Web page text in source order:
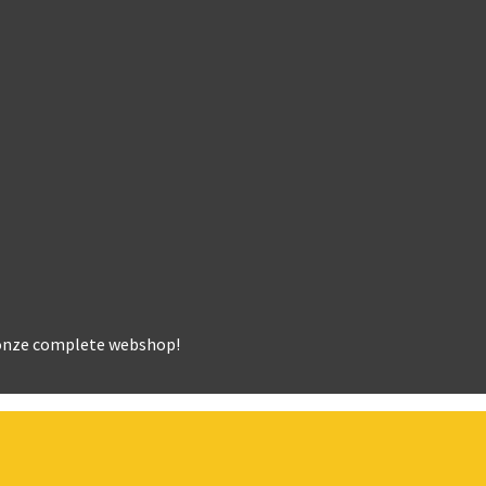
complete webshop!